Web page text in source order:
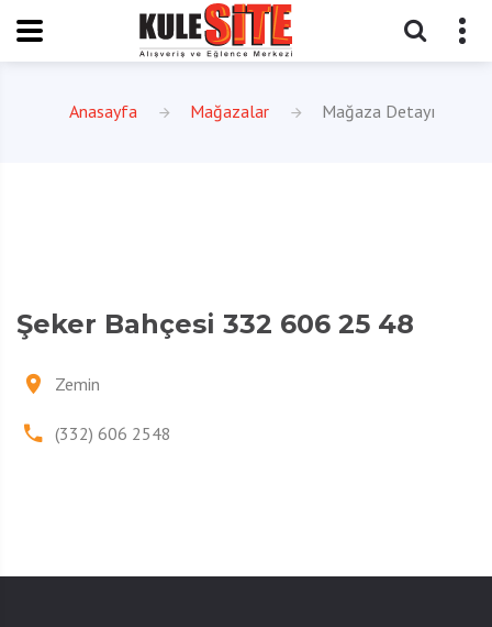
Anasayfa Mağazalar Mağaza Detayı
Şeker Bahçesi 332 606 25 48
Zemin
(332) 606 2548